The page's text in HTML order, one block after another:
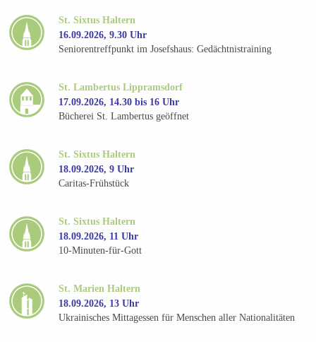
St. Sixtus Haltern
16.09.2026, 9.30 Uhr
Seniorentreffpunkt im Josefshaus: Gedächtnistraining
St. Lambertus Lippramsdorf
17.09.2026, 14.30 bis 16 Uhr
Bücherei St. Lambertus geöffnet
St. Sixtus Haltern
18.09.2026, 9 Uhr
Caritas-Frühstück
St. Sixtus Haltern
18.09.2026, 11 Uhr
10-Minuten-für-Gott
St. Marien Haltern
18.09.2026, 13 Uhr
Ukrainisches Mittagessen für Menschen aller Nationalitäten